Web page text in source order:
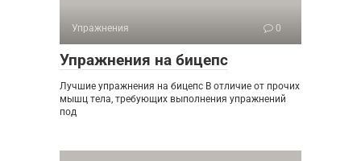
Упражнения 0
Упражнения на бицепс
Лучшие упражнения на бицепс В отличие от прочих
мышц тела, требующих выполнения упражнений
под